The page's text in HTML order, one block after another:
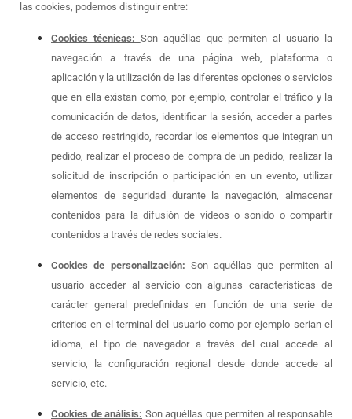
las cookies, podemos distinguir entre:
Cookies técnicas: Son aquéllas que permiten al usuario la
navegación a través de una página web, plataforma o
aplicación y la utilización de las diferentes opciones o servicios
que en ella existan como, por ejemplo, controlar el tráfico y la
comunicación de datos, identificar la sesión, acceder a partes
de acceso restringido, recordar los elementos que integran un
pedido, realizar el proceso de compra de un pedido, realizar la
solicitud de inscripción o participación en un evento, utilizar
elementos de seguridad durante la navegación, almacenar
contenidos para la difusión de vídeos o sonido o compartir
contenidos a través de redes sociales.
Cookies de personalización: Son aquéllas que permiten al
usuario acceder al servicio con algunas características de
carácter general predefinidas en función de una serie de
criterios en el terminal del usuario como por ejemplo serian el
idioma, el tipo de navegador a través del cual accede al
servicio, la configuración regional desde donde accede al
servicio, etc.
Cookies de análisis: Son aquéllas que permiten al responsable